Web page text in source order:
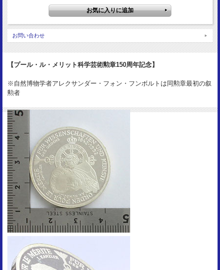
連邦鷲
32.5mm
重 量：
15.5g
資 料：
状 態：
お問い合わせ
【プール・ル・メリット科学芸術勲章150周年記念】
※自然博物学者アレクサンダー・フォン・フンボルトは同勲章最初の叙
勲者